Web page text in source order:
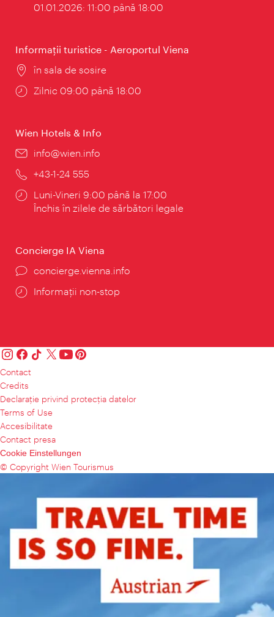
01.01.2026: 11:00 până 18:00
Informaţii turistice - Aeroportul Viena
Locul:
în sala de sosire
Program:
Zilnic 09:00 până 18:00
Wien Hotels & Info
E-
info@wien.info
Telefon:
+43-1-24 555
Program:
Luni-Vineri 9:00 până la 17:00
Închis în zilele de sărbători legale
Concierge IA Viena
concierge.vienna.info
Informații non-stop
Contact
Credits
Declaraţie privind protecţia datelor
Terms of Use
Accesibilitate
Contact presa
Cookie Einstellungen
© Copyright Wien Tourismus